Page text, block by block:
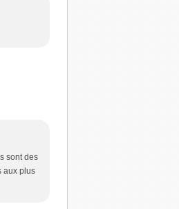
sont des
aux plus